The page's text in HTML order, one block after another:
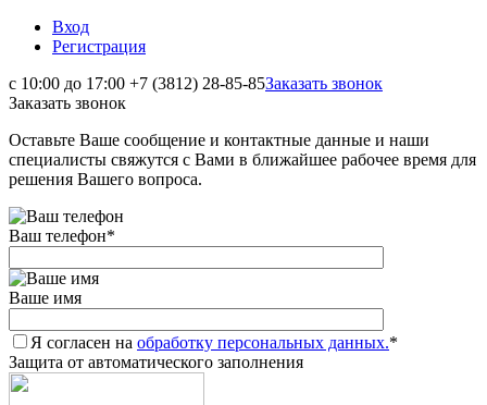
Вход
Регистрация
с 10:00 до 17:00 +7 (3812) 28-85-85Заказать звонок
Заказать звонок
Оставьте Ваше сообщение и контактные данные и наши
специалисты свяжутся с Вами в ближайшее рабочее время для
решения Вашего вопроса.
Ваш телефон*
Ваше имя
Я согласен на обработку персональных данных.*
Защита от автоматического заполнения